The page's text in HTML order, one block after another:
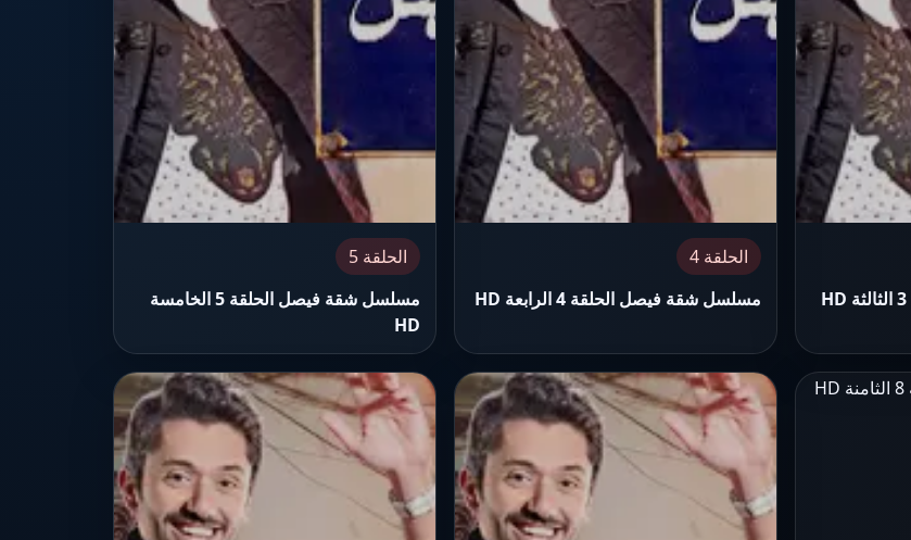
الحلقة 4
مسلسل شقة فيصل الحلقة 4 الرابعة HD
الحلقة 5
مسلسل شقة فيصل الحلقة 5 الخامسة
HD